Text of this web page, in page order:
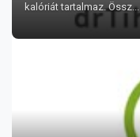
kalóriát tartalmaz. Össz...